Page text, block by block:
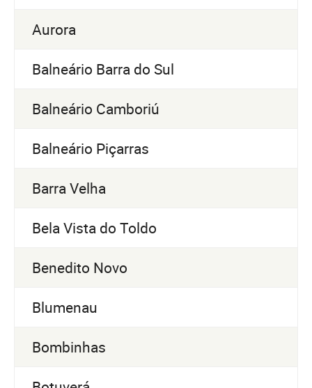
Aurora
Balneário Barra do Sul
Balneário Camboriú
Balneário Piçarras
Barra Velha
Bela Vista do Toldo
Benedito Novo
Blumenau
Bombinhas